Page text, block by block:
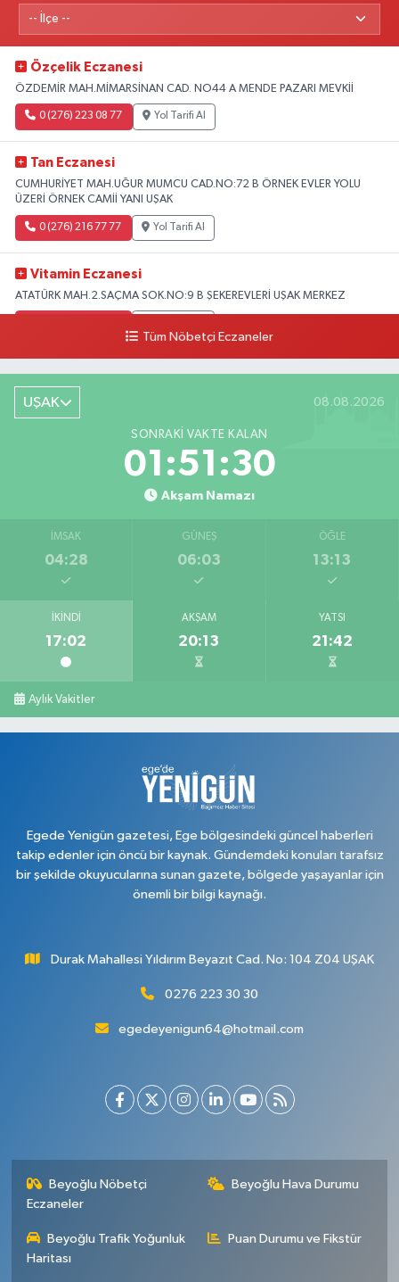
Özçelik Eczanesi
ÖZDEMİR MAH.MİMARSİNAN CAD. NO44 A MENDE PAZARI MEVKİİ
0 (276) 223 08 77 Yol Tarifi Al
Tan Eczanesi
CUMHURİYET MAH.UĞUR MUMCU CAD.NO:72 B ÖRNEK EVLER YOLU
ÜZERİ ÖRNEK CAMİİ YANI UŞAK
0 (276) 216 77 77 Yol Tarifi Al
Vitamin Eczanesi
ATATÜRK MAH.2.SAÇMA SOK.NO:9 B ŞEKEREVLERİ UŞAK MERKEZ
Tüm Nöbetçi Eczaneler
UŞAK 08.08.2026
SONRAKI VAKTE KALAN
01:51:29
Akşam Namazı
İMSAK
04:28
GÜNEŞ
06:03
ÖĞLE
13:13
İKINDI
17:02
AKŞAM
20:13
YATSI
21:42
Aylık Vakitler
Egede Yenigün gazetesi, Ege bölgesindeki güncel haberleri
takip edenler için öncü bir kaynak. Gündemdeki konuları tarafsız
bir şekilde okuyucularına sunan gazete, bölgede yaşayanlar için
önemli bir bilgi kaynağı.
Durak Mahallesi Yıldırım Beyazıt Cad. No: 104 Z04 UŞAK
0276 223 30 30
egedeyenigun64@hotmail.com
Beyoğlu Nöbetçi
Eczaneler
Beyoğlu Hava Durumu
Beyoğlu Trafik Yoğunluk
Haritası
Puan Durumu ve Fikstür